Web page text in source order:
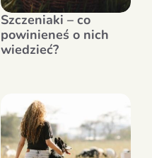
Szczeniaki – co
powinieneś o nich
wiedzieć?